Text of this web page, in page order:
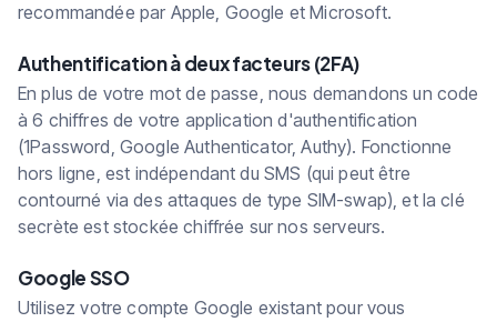
recommandée par Apple, Google et Microsoft.
Authentification à deux facteurs (2FA)
En plus de votre mot de passe, nous demandons un code
à 6 chiffres de votre application d'authentification
(1Password, Google Authenticator, Authy). Fonctionne
hors ligne, est indépendant du SMS (qui peut être
contourné via des attaques de type SIM-swap), et la clé
secrète est stockée chiffrée sur nos serveurs.
Google SSO
Utilisez votre compte Google existant pour vous